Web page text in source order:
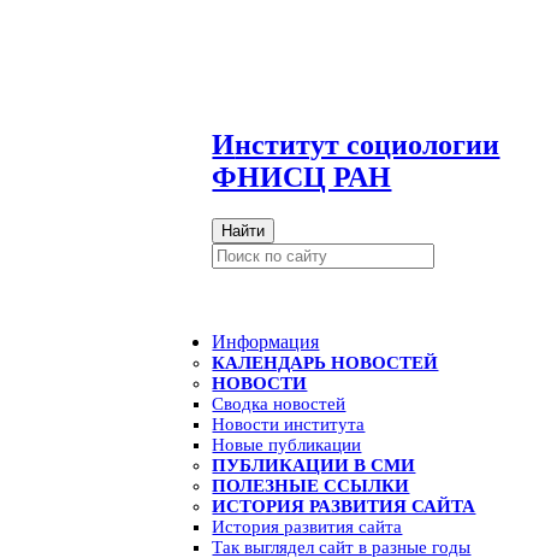
Институт социологии
ФНИСЦ РАН
Найти
Информация
КАЛЕНДАРЬ НОВОСТЕЙ
НОВОСТИ
Сводка новостей
Новости института
Новые публикации
ПУБЛИКАЦИИ В СМИ
ПОЛЕЗНЫЕ ССЫЛКИ
ИСТОРИЯ РАЗВИТИЯ САЙТА
История развития сайта
Так выглядел сайт в разные годы